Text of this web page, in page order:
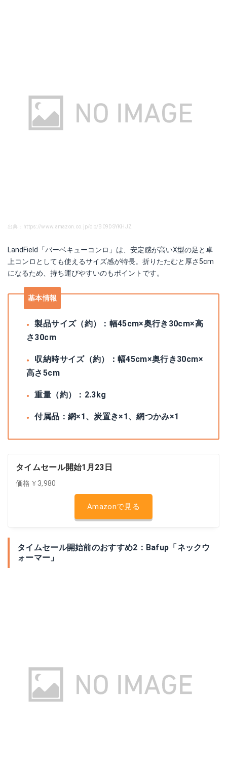
出典：https://www.amazon.co.jp/dp/B09DSYKHJZ
LandField「バーベキューコンロ」は、安定感が高いX型の足と卓
上コンロとしても使えるサイズ感が特長。折りたたむと厚さ5cm
になるため、持ち運びやすいのもポイントです。
基本情報
製品サイズ（約）：幅45cm×奥行き30cm×高
さ30cm
収納時サイズ（約）：幅45cm×奥行き30cm×
高さ5cm
重量（約）：2.3kg
付属品：網×1、炭置き×1、網つかみ×1
タイムセール開始1月23日
価格￥3,980
Amazonで見る
タイムセール開始前のおすすめ2：Bafup「ネックウ
ォーマー」